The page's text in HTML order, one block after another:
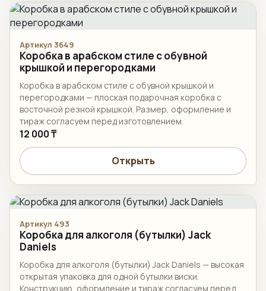
Артикул 3649
Коробка в арабском стиле с обувной
крышкой и перегородками
Коробка в арабском стиле с обувной крышкой и
перегородками — плоская подарочная коробка с
восточной резной крышкой. Размер, оформление и
тираж согласуем перед изготовлением.
12 000 ₸
Открыть
Артикул 493
Коробка для алкоголя (бутылки) Jack
Daniels
Коробка для алкоголя (бутылки) Jack Daniels — высокая
открытая упаковка для одной бутылки виски.
Конструкцию, оформление и тираж согласуем перед